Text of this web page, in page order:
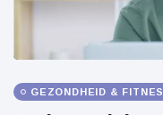
GEZONDHEID &